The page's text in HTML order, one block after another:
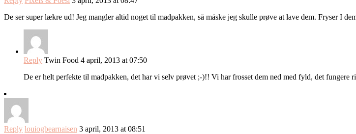
De ser super lækre ud! Jeg mangler altid noget til madpakken, så måske jeg skulle prøve at lave dem. Fryser I
Reply Twin Food 4 april, 2013 at 07:50
De er helt perfekte til madpakken, det har vi selv prøvet ;-)!! Vi har frosset dem ned med fyld, det
Reply louiogbearnaisen 3 april, 2013 at 08:51